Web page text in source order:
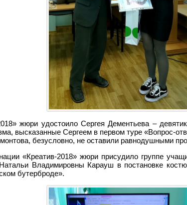
жюри удостоило Сергея Дементьева –
высказанные Сергеем в первом туре «Вопрос-
безусловно, не оставили равнодушными
«Креатив-2018» жюри присудило группе
Владимировны Карауш в постановке
бутерброде».